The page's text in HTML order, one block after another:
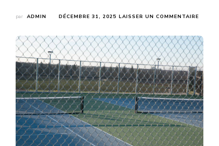
par ADMIN DÉCEMBRE 31, 2025 LAISSER UN COMMENTAIRE
COURT
DE
À
NICE
POUR
LES
EST-
ELLE
AVEC